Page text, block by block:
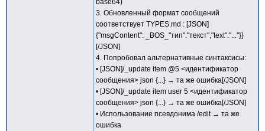
base64)
3. Обновленный формат сообщений
соответствует TYPES.md : [JSON]
{"msgContent": _BOS_"тип":"текст","text":"..."}}
[/JSON]
4. Попробовал альтернативные синтаксисы:
• [JSON]/_update item @5 <идентификатор
сообщения> json {...} → та же ошибка[/JSON]
• [JSON]/_update item user 5 <идентификатор
сообщения> json {...} → та же ошибка[/JSON]
• Использование псевдонима /edit → та же
ошибка